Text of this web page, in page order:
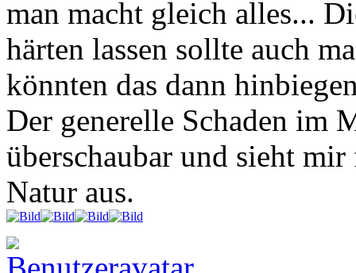
man macht gleich alles...
härten lassen sollte auch
könnten das dann
Der generelle Schaden im
überschaubar und sieht
Natur aus.